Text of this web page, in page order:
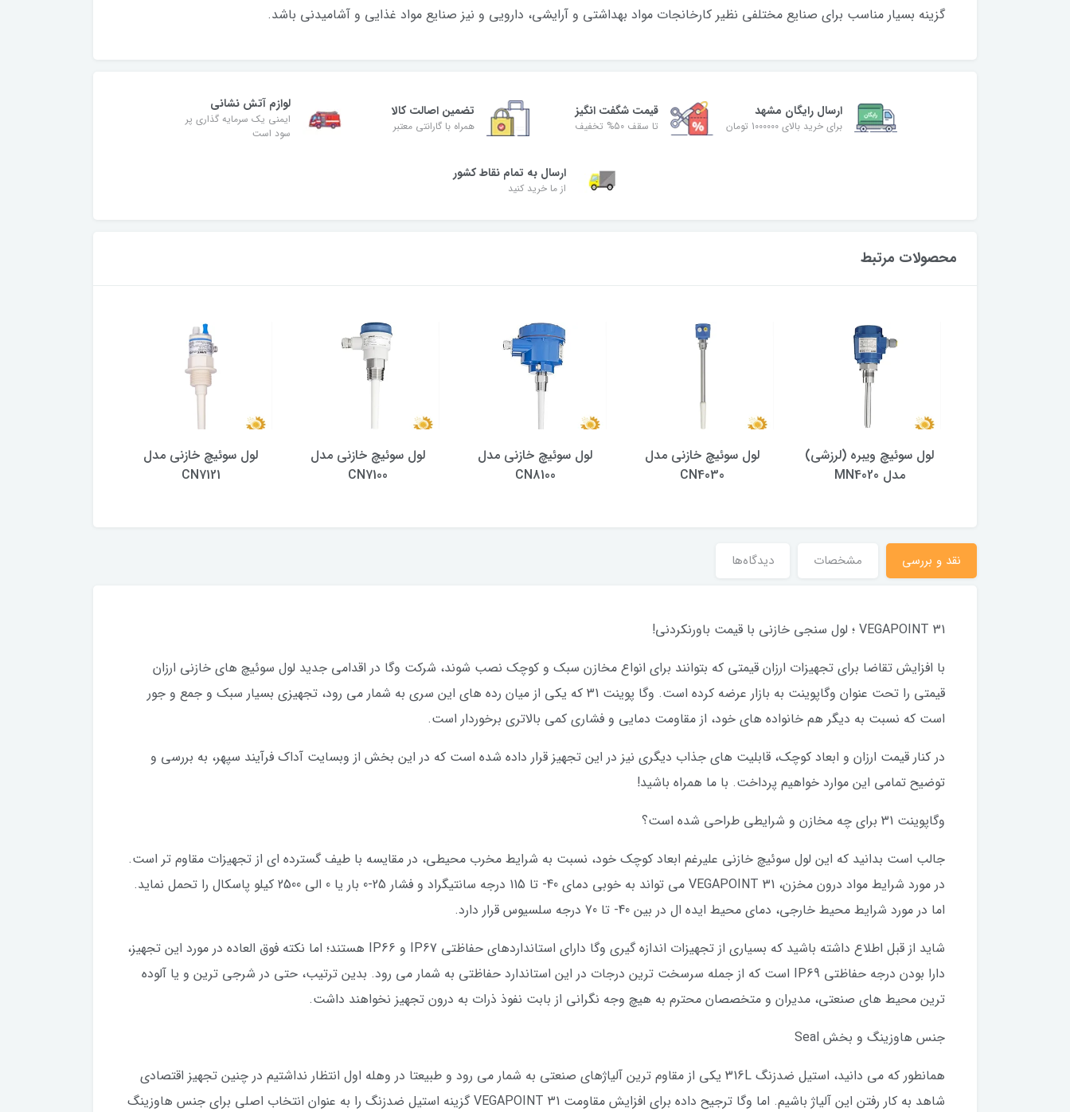
گزینه بسیار مناسب برای صنایع مختلفی نظیر کارخانجات مواد بهداشتی و آرایشی، دارویی و نیز صنایع مواد غذایی و آشامیدنی باشد.
ارسال رایگان مشهد
برای خرید بالای 1000000 تومان
قیمت شگفت‌ انگیز
تا سقف 50% تخفیف
تضمین اصالت کالا
همراه با گارانتی معتبر
لوازم آتش نشانی
ایمنی یک سرمایه گذاری پر
سود است
ارسال به تمام نقاط کشور
از ما خرید کنید
محصولات مرتبط
لول سوئیچ ویبره (لرزشی)
مدل MN4020
لول سوئیچ خازنی مدل
CN4030
لول سوئیچ خازنی مدل
CN8100
لول سوئیچ خازنی مدل
CN7100
لول سوئیچ خازنی مدل
CN7121
نقد و بررسی مشخصات دیدگاه‌ها
VEGAPOINT 31 ؛ لول سنجی خازنی با قیمت باورنکردنی!
با افزایش تقاضا برای تجهیزات ارزان قیمتی که بتوانند برای انواع مخازن سبک و کوچک نصب شوند، شرکت وگا در اقدامی جدید لول سوئیچ های خازنی ارزان
قیمتی را تحت عنوان وگاپوینت به بازار عرضه کرده است. وگا پوینت 31 که یکی از میان رده های این سری به شمار می رود، تجهیزی بسیار سبک و جمع و جور
است که نسبت به دیگر هم خانواده های خود، از مقاومت دمایی و فشاری کمی بالاتری برخوردار است.
در کنار قیمت ارزان و ابعاد کوچک، قابلیت های جذاب دیگری نیز در این تجهیز قرار داده شده است که در این بخش از وبسایت آداک فرآیند سپهر، به بررسی و
توضیح تمامی این موارد خواهیم پرداخت. با ما همراه باشید!
وگاپوینت 31 برای چه مخازن و شرایطی طراحی شده است؟
جالب است بدانید که این لول سوئیچ خازنی علیرغم ابعاد کوچک خود، نسبت به شرایط مخرب محیطی، در مقایسه با طیف گسترده ای از تجهیزات مقاوم تر است.
در مورد شرایط مواد درون مخزن، VEGAPOINT 31 می تواند به خوبی دمای 40- تا 115 درجه سانتیگراد و فشار 25-0 بار یا 0 الی 2500 کیلو پاسکال را تحمل نماید.
اما در مورد شرایط محیط خارجی، دمای محیط ایده ال در بین 40- تا 70 درجه سلسیوس قرار دارد.
شاید از قبل اطلاع داشته باشید که بسیاری از تجهیزات اندازه گیری وگا دارای استانداردهای حفاظتی IP67 و IP66 هستند؛ اما نکته فوق العاده در مورد این تجهیز،
دارا بودن درجه حفاظتی IP69 است که از جمله سرسخت ترین درجات در این استاندارد حفاظتی به شمار می رود. بدین ترتیب، حتی در شرجی ترین و یا آلوده
ترین محیط های صنعتی، مدیران و متخصصان محترم به هیچ وجه نگرانی از بابت نفوذ ذرات به درون تجهیز نخواهند داشت.
جنس هاوزینگ و بخش Seal
همانطور که می دانید، استیل ضدزنگ 316L یکی از مقاوم ترین آلیاژهای صنعتی به شمار می رود و طبیعتا در وهله اول انتظار نداشتیم در چنین تجهیز اقتصادی
شاهد به کار رفتن این آلیاژ باشیم. اما وگا ترجیح داده برای افزایش مقاومت VEGAPOINT 31 گزینه استیل ضدزنگ را به عنوان انتخاب اصلی برای جنس هاوزینگ